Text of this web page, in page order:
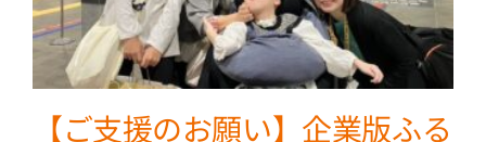
【ご支援のお願い】企業版ふる